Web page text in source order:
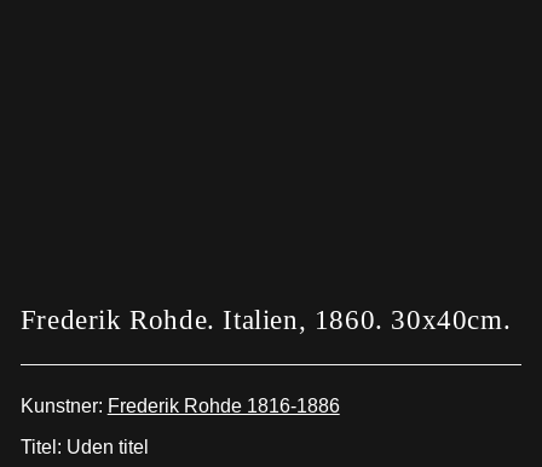
Frederik Rohde. Italien, 1860. 30x40cm.
Kunstner: Frederik Rohde 1816-1886
Titel: Uden titel